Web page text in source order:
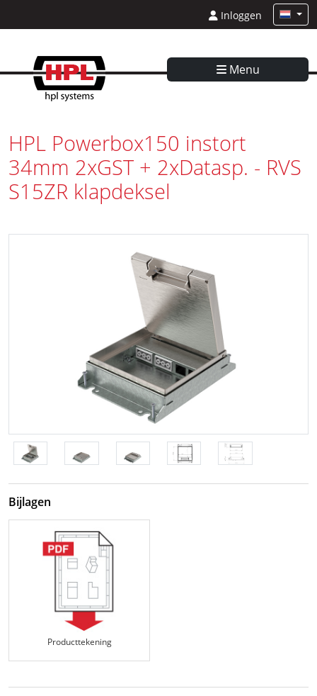
Inloggen
Menu
HPL Powerbox150 instort
34mm 2xGST + 2xDatasp. - RVS
S15ZR klapdeksel
Bijlagen
Producttekening